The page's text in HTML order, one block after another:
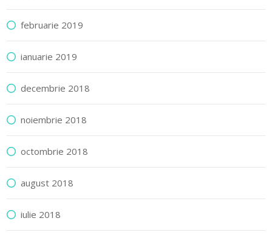
februarie 2019
ianuarie 2019
decembrie 2018
noiembrie 2018
octombrie 2018
august 2018
iulie 2018